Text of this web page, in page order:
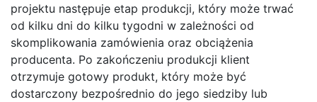
projektu następuje etap produkcji, który może trwać
od kilku dni do kilku tygodni w zależności od
skomplikowania zamówienia oraz obciążenia
producenta. Po zakończeniu produkcji klient
otrzymuje gotowy produkt, który może być
dostarczony bezpośrednio do jego siedziby lub